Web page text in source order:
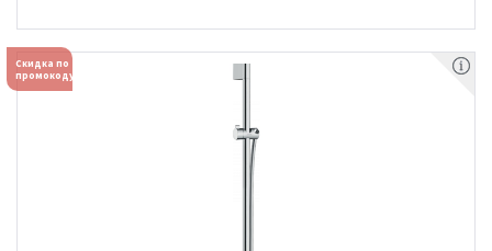
Скидка по
промокоду